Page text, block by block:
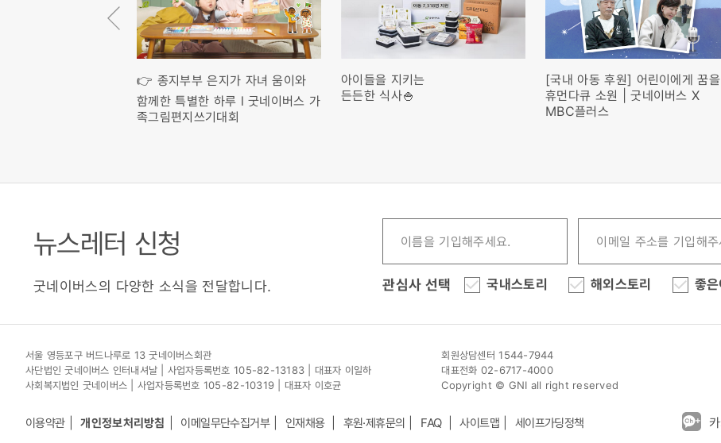
👉 종지부부 은지가 자녀 움이와
함께한 특별한 하루 l 굿네이버스 가
족그림편지쓰기대회
아이들을 지키는
든든한 식사🍚
[국내 아동 후원] 어린이에게 꿈
휴먼다큐 소원 | 굿네이버스 X
MBC플러스
뉴스레터 신청
굿네이버스의 다양한 소식을 전달합니다. 관심사 선택 국내스토리 해외스토리 좋은
서울 영등포구 버드나루로 13 굿네이버스회관
사단법인 굿네이버스 인터내셔날 | 사업자등록번호 105-82-13183 | 대표자 이일하
사회복지법인 굿네이버스 | 사업자등록번호 105-82-10319 | 대표자 이호균
회원상담센터 1544-7944
대표전화 02-6717-4000
Copyright © GNI all right reserved
이용약관 개인정보처리방침 이메일무단수집거부 인재채용 후원·제휴문의 FAQ 사이트맵 세이프가딩정책